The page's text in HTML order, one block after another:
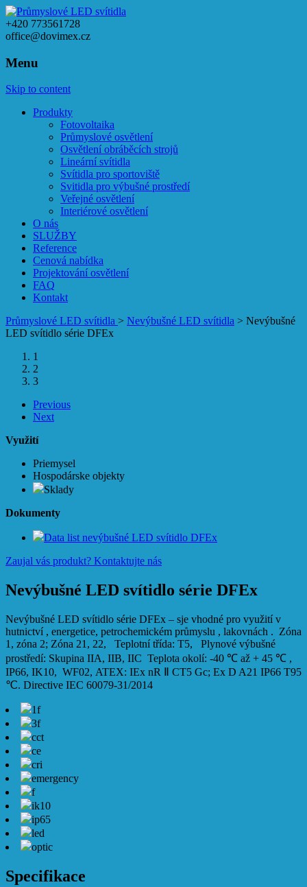
+420 773561728
office@dovimex.cz
Menu
Skip to content
Produkty
Fotovoltaika
Průmyslové osvětlení
Osvětlení obráběcích strojů
Lineární svítidla
Svítidla pro sportoviště
Svitidla pro výbušné prostředí
Veřejné osvětlení
Interiérové osvětlení
O nás
SLUŽBY
Reference
Cenová nabídka
Projektování osvětlení
FAQ
Kontakt
Průmyslové LED svítidla > Nevýbušné LED svítidla > Nevýbušné
LED svítidlo série DFEx
1
2
3
Previous
Next
Využití
Priemysel
Hospodárske objekty
Sklady
Dokumenty
Data list nevýbušné LED svítidlo DFEx
Zaujal vás produkt? Kontaktujte nás
Nevýbušné LED svítidlo série DFEx
Nevýbušné LED svítidlo série DFEx – sje vhodné pro využití v
hutnictví , energetice, petrochemickém průmyslu , lakovnách . Zóna
1, zóna 2; Zóna 21, 22, Teplotní třída: T5, Plynové výbušné
prostředí: Skupina IIA, IIB, IIC Teplota okolí: -40 ℃ až + 45 ℃ ,
IP66, IK10, WF02, ATEX: IEx nR Ⅱ CT5 Gc; Ex D A21 IP66 T95
℃. Directive IEC 60079-31/2014
1f
3f
cct
ce
cri
emergency
f
ik10
ip65
led
optic
Specifikace